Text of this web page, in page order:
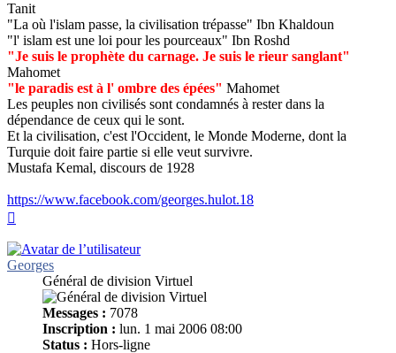
Tanit
"La où l'islam passe, la civilisation trépasse" Ibn Khaldoun
"l' islam est une loi pour les pourceaux" Ibn Roshd
"Je suis le prophète du carnage. Je suis le rieur sanglant"
Mahomet
"le paradis est à l' ombre des épées" Mahomet
Les peuples non civilisés sont condamnés à rester dans la
dépendance de ceux qui le sont.
Et la civilisation, c'est l'Occident, le Monde Moderne, dont la
Turquie doit faire partie si elle veut survivre.
Mustafa Kemal, discours de 1928
https://www.facebook.com/georges.hulot.18
Georges
Général de division Virtuel
Messages : 7078
Inscription : lun. 1 mai 2006 08:00
Status : Hors-ligne